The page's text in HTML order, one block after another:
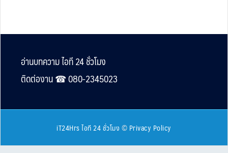
Footer
อ่านบทความ ไอที 24 ชั่วโมง
ติดต่องาน ☎︎ 080-2345023
iT24Hrs ไอที 24 ชั่วโมง © Privacy Policy